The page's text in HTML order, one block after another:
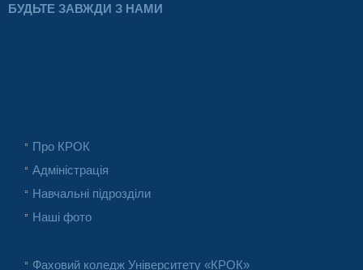
БУДЬТЕ ЗАВЖДИ З НАМИ
Про КРОК
Адміністрація
Навчальні підрозділи
Наші фото
Фаховий коледж Університету «КРОК»